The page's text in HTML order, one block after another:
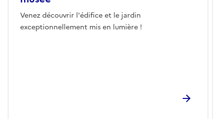
Venez découvrir l'édifice et le jardin
exceptionnellement mis en lumière !